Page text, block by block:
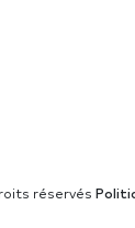
réservés